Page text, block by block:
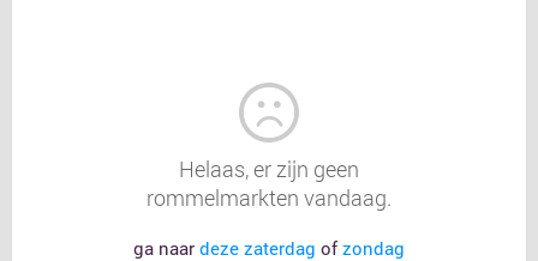
Helaas, er zijn geen
rommelmarkten vandaag.
ga naar deze zaterdag ofzondag